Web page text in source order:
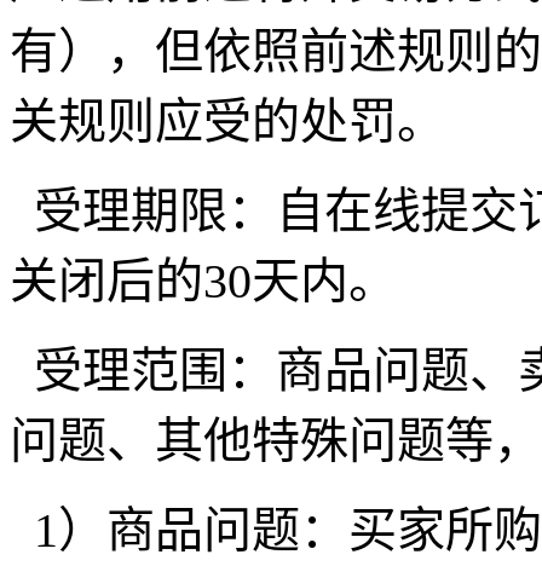
有），但依照前述规则
关规则应受的处罚。
受理期限：自在线提交
关闭后的30天内。
受理范围：商品问题、
问题、其他特殊问题等
1）商品问题：买家所